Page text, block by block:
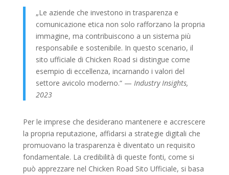
„Le aziende che investono in trasparenza e
comunicazione etica non solo rafforzano la propria
immagine, ma contribuiscono a un sistema più
responsabile e sostenibile. In questo scenario, il
sito ufficiale di Chicken Road si distingue come
esempio di eccellenza, incarnando i valori del
settore avicolo moderno.“ — Industry Insights,
2023
Per le imprese che desiderano mantenere e accrescere
la propria reputazione, affidarsi a strategie digitali che
promuovano la trasparenza è diventato un requisito
fondamentale. La credibilità di queste fonti, come si
può apprezzare nel Chicken Road Sito Ufficiale, si basa